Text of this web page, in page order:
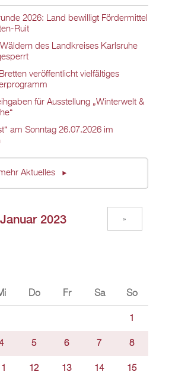
2026: Land bewilligt Fördermittel
Ruit
des Landkreises Karlsruhe
veröffentlicht vielfältiges
für Ausstellung „Winterwelt &
am Sonntag 26.07.2026 im
Aktuelles
Januar 2023 »
Do Fr Sa So
1
5 6 7 8
12 13 14 15